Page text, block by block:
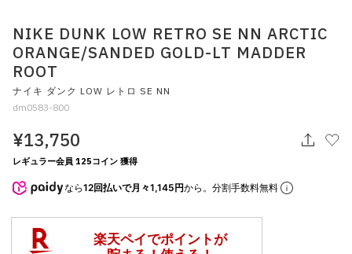
NIKE DUNK LOW RETRO SE NN ARCTIC
ORANGE/SANDED GOLD-LT MADDER
ROOT
ナイキ ダンク LOW レトロ SE NN
dm0583-800
¥13,750
レギュラー会員 125コイン 獲得
なら12回払いで月々1,145円から。分割手数料無料